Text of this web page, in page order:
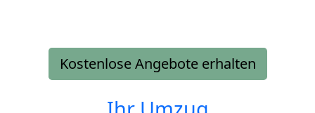
Kostenlose Angebote erhalten